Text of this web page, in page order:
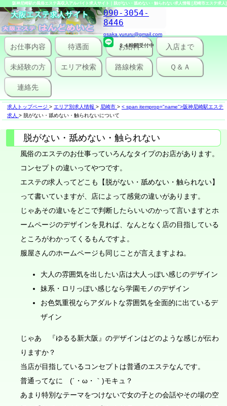
阪神尼崎駅の風俗エステ高収入アルバイト求人サイト｜脱がない・舐めない・触られない求人情報 [尼崎市エステ求人]
090-3054-
8446
osaka.yururu@gmail.com
２４時間受付中
お仕事内容 待遇面 お給料 入店まで
未経験の方 エリア検索 路線検索 Ｑ＆Ａ
連絡先
求人トップページ > エリア別求人情報 > 尼崎市 > < span itemprop="name">阪神尼崎駅エステ
求人 > 脱がない・舐めない・触られないについて
脱がない・舐めない・触られない
風俗のエステのお仕事っていろんなタイプのお店があります。
コンセプトの違いってやつです。
エステの求人ってどこも【脱がない・舐めない・触られない】
って書いていますが、店によって感覚の違いがあります。
じゃあその違いをどこで判断したらいいのかって言いますとホ
ームページのデザインを見れば、なんとなく店の目指している
ところがわかってくるもんですよ。
服屋さんのホームページも同じことが言えますよね。
大人の雰囲気を出したい店は大人っぽい感じのデザイン
妹系・ロリっぽい感じなら学園モノのデザイン
お色気重視ならアダルトな雰囲気を全面的に出ているデ
ザイン
じゃあ 『ゆるる新大阪』のデザインはどのような感じが伝わ
りますか？
当店が目指しているコンセプトは普通のエステなんです。
普通ってなに (´・ω・｀)モキュ？
あまり特別なテーマをつけないで女の子との会話やその場の空